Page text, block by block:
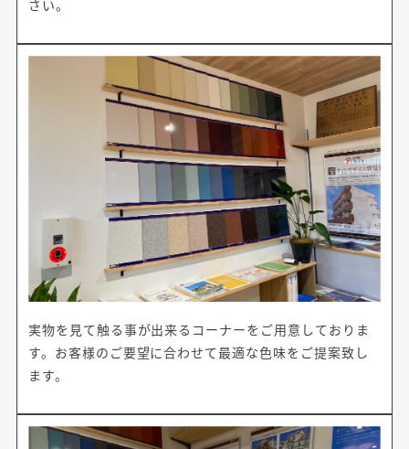
さい。
実物を見て触る事が出来るコーナーをご用意しておりま
す。お客様のご要望に合わせて最適な色味をご提案致し
ます。